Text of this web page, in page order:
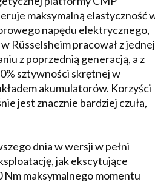
maksymalną elastyczność
napędu elektrycznego,
Rüsselsheim pracował z jednej
z poprzednią generacją, a z
sztywności skrętnej w
akumulatorów. Korzyści
jest znacznie bardziej czuła,
dnia w wersji w pełni
jak ekscytujące
maksymalnego momentu